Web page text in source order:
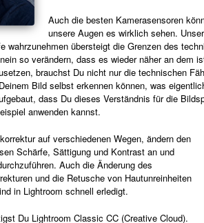
Auch die besten Kamerasensoren
unsere Augen es wirklich sehen.
wahrzunehmen übersteigt die Grenzen des
so verändern, dass es wieder näher an dem
brauchst Du nicht nur die technischen
Bild selbst erkennen können, was
dass Du dieses Verständnis für die
anwenden kannst.
auf verschiedenen Wegen, ändern den
Schärfe, Sättigung und Kontrast an und
Auch die Änderung des
und die Retusche von Hautunreinheiten
in Lightroom schnell erledigt.
Du Lightroom Classic CC (Creative Cloud).